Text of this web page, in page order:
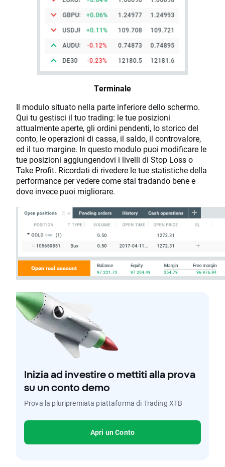
Terminale
Il modulo situato nella parte inferiore dello schermo.
Qui tu gestisci il tuo trading: le tue posizioni
attualmente aperte, gli ordini pendenti, lo storico del
conto, le operazioni di cassa, il saldo, il controvalore,
ed il tuo margine. In questo modulo puoi modificare le
tue posizioni aggiungendovi i livelli di Stop Loss o
Take Profit. Ricordati di rivedere le tue statistiche della
performance per vedere come stai tradando bene e
dove invece puoi migliorare.
Inizia ad investire o mettiti alla prova
su un conto demo
Prova la pluripremiata piattaforma di Trading XTB
Apri un Conto